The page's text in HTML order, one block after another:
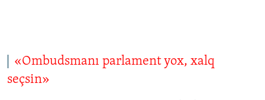
«Ombudsmanı parlament yox, xalq
seçsin»